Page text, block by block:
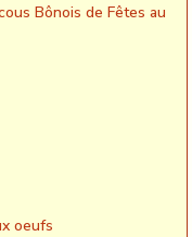
Bônois de Fêtes au
oeufs